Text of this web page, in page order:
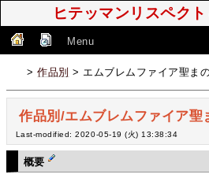
ヒテッマンリスペク
Menu
>作品別 > エムブレムファイア聖ま
作品別/エムブレムファイア聖
Last-modified: 2020-05-19 (火) 13:38:34
概要